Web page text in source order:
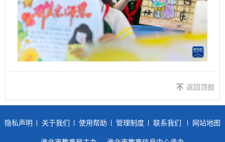
返回顶部
隐私声明 关于我们 使用帮助 管理制度 联系我们 网站地图